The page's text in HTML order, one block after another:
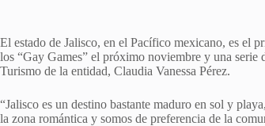
El estado de Jalisco, en el Pacífico mexicano, es el
los “Gay Games” el próximo noviembre y una serie
Turismo de la entidad, Claudia Vanessa Pérez.
“Jalisco es un destino bastante maduro en sol y
la zona romántica y somos de preferencia de la